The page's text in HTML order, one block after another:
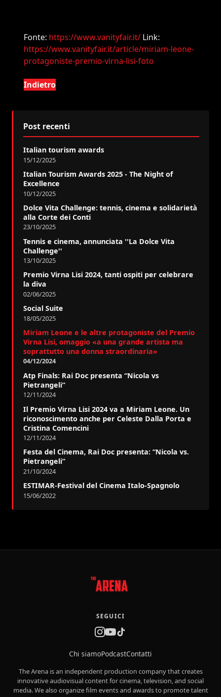
Fonte: https://www.vanityfair.it/ Link:
https://www.vanityfair.it/article/miriam-leone-
protagoniste-premio-virna-lisi-foto
Indietro
Post recenti
Italian tourism awards
15/12/2025
Italian Tourism Awards 2025 - The Night of
Excellence
10/12/2025
Dolce Vita Challenge: tennis, cinema e solidarietà
alla Corte dei Conti
23/10/2025
Tennis e cinema, annunciata ''La Dolce Vita
Challenge''
13/10/2025
Premio Virna Lisi 2024, tanti ospiti per celebrare
la diva
02/06/2025
Social Suite
18/05/2025
Miriam Leone e le altre protagoniste del Premio
Virna Lisi, omaggio «a una grande artista ma
soprattutto una donna straordinaria»
04/12/2024
Atp Finals: Rai Doc presenta “Nicola vs
Pietrangeli”
12/11/2024
Il Premio Virna Lisi 2024 va a Miriam Leone. Un
riconoscimento anche per Celeste Dalla Porta e
Cristina Comencini
12/11/2024
Festa del Cinema, Rai Doc presenta: “Nicola vs.
Pietrangeli”
21/10/2024
ESTIMAR-Festival del Cinema Italo-Spagnolo
15/06/2022
SEGUICI
Chi siamoPodcastContatti
The Arena is an independent production company that creates
innovative audiovisual content for cinema, television, and social
media. We also organize film events and awards to promote talent